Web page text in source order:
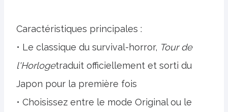
Caractéristiques principales :
• Le classique du survival-horror, Tour de
l'Horlogetraduit officiellement et sorti du
Japon pour la première fois
• Choisissez entre le mode Original ou le